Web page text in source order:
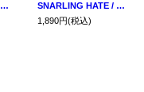
TEN CENT LIFE / Demo 2024 (tape) No time
SNARLING HATE / How to kill (7ep) Youth attack
1,890円(税込)